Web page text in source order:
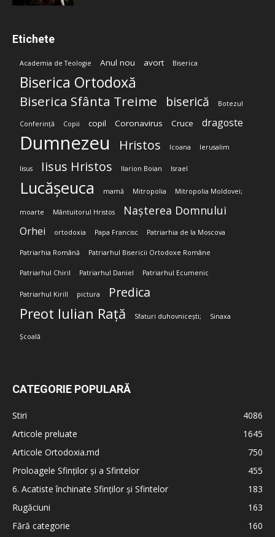
Etichete
Academia de Teologie Anul nou avort Biserica
Biserica Ortodoxă
Biserica Sfânta Treime biserică Botezul
Conferință Copii copil Coronavirus Cruce dragoste
Dumnezeu Hristos Icoana Ierusalim
Iisus Iisus Hristos Ilarion Boian Israel
Lucășeuca mamă Mitropolia Mitropolia Moldovei;
moarte Mântuitorul Hristos Nașterea Domnului
Orhei ortodoxia Papa Francisc Patriarhia de la Moscova
Patriarhia Română Patriarhul Bisericii Ortodoxe Române
Patriarhul Chiril Patriarhul Daniel Patriarhul Ecumenic
Patriarhul Kirill pictura Predica
Preot Iulian Rață Sfaturi duhovnicești; Sinaxa
Școală
CATEGORIE POPULARĂ
Stiri
4086
Articole preluate
1645
Articole Ortodoxia.md
750
Proloagele Sfinților și a Sfintelor
455
6. Acatiste închinate Sfinților și Sfintelor
183
Rugăciuni
163
Fără categorie
160